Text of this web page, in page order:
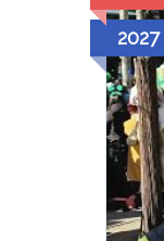
2027